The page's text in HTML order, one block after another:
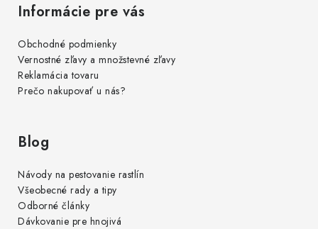
Informácie pre vás
Obchodné podmienky
Vernostné zľavy a množstevné zľavy
Reklamácia tovaru
Prečo nakupovať u nás?
Blog
Návody na pestovanie rastlín
Všeobecné rady a tipy
Odborné články
Dávkovanie pre hnojivá